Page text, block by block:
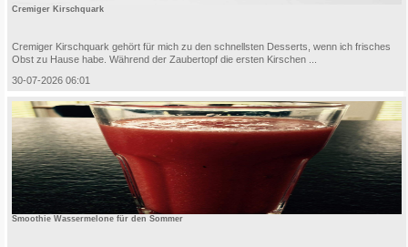
Cremiger Kirschquark
Cremiger Kirschquark gehört für mich zu den schnellsten Desserts, wenn ich frisches
Obst zu Hause habe. Während der Zaubertopf die ersten Kirschen ...
30-07-2026 06:01
Smoothie Wassermelone für den Sommer